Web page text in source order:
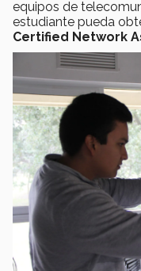
equipos de
estudiante pueda
Certified Network